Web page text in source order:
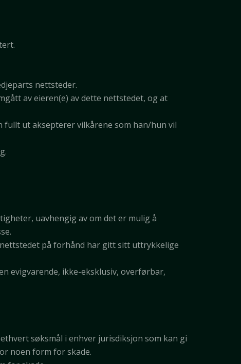
nettsteder.
av eieren(e) av dette nettstedet, og at
ut aksepterer vilkårene som han/hun vil
uavhengig av om det er mulig å
på forhånd har gitt sitt uttrykkelige
evigvarende, ikke-eksklusiv, overførbar,
søksmål i enhver jurisdiksjon som kan gi
noen form for skade.